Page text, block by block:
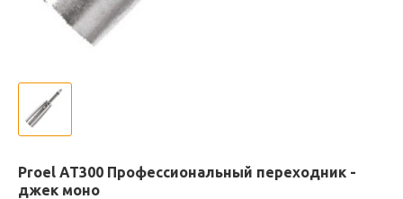
Proel AT300 Профессиональный переходник -
джек моно